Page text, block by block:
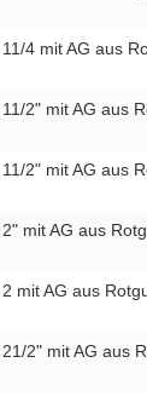
4 mit AG aus
2" mit AG aus
2" mit AG aus
mit AG aus
mit AG aus
2" mit AG aus